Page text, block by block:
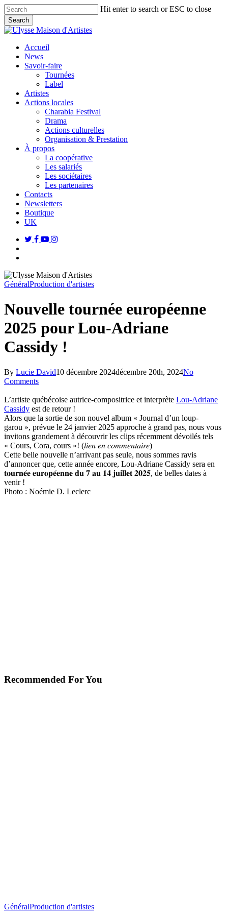
Skip
to
main
content
Hit enter to search or ESC to close
Search
Close
search
Menu
Accueil
News
Savoir-faire
Tournées
Label
Artistes
Actions locales
Charabia Festival
Drama
Actions culturelles
Organisation & Prestation
À propos
La coopérative
Les salariés
Les sociétaires
Les partenaires
Contacts
Newsletters
Boutique
UK
twitterfacebook
youtubeinstagram
GénéralProduction d'artistes
Nouvelle tournée européenne
2025 pour Lou-Adriane
Cassidy !
By Lucie David10 décembre 2024décembre 20th, 2024No
Comments
L’artiste québécoise autrice-compositrice et interprète Lou-Adriane
Cassidy est de retour !
Alors que la sortie de son nouvel album « Journal d’un loup-
garou », prévue le 24 janvier 2025 approche à grand pas, nous vous
invitons grandement à découvrir les clips récemment dévoilés tels
« Cours, Cora, cours »! (𝑙𝑖𝑒𝑛 𝑒𝑛 𝑐𝑜𝑚𝑚𝑒𝑛𝑡𝑎𝑖𝑟𝑒)
Cette belle nouvelle n’arrivant pas seule, nous sommes ravis
d’annoncer que, cette année encore, Lou-Adriane Cassidy sera en
𝐭𝐨𝐮𝐫𝐧𝐞́𝐞 𝐞𝐮𝐫𝐨𝐩𝐞́𝐞𝐧𝐧𝐞 𝐝𝐮 𝟕 𝐚𝐮 𝟏𝟒 𝐣𝐮𝐢𝐥𝐥𝐞𝐭 𝟐𝟎𝟐𝟓, de belles dates à
venir !
Photo : Noémie D. Leclerc
Recommended For You
GénéralProduction d'artistesPrattseul